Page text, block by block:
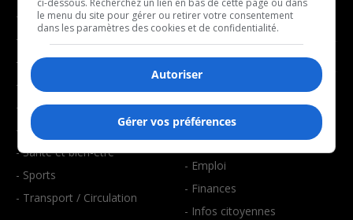
- Communauté / Social
- Culture
- Économie
- Éducation
- Environnement
- Faits divers
- Santé et bien-être
- Sports
- Transport / Circulation
- Joué récemment
BALADOS
- Art de vivre
- Bien-être
- Emploi
- Finances
- Infos citoyennes
le menu du site pour gérer ou retirer votre consentement
dans les paramètres des cookies et de confidentialité.
Autoriser
Gérer vos préférences